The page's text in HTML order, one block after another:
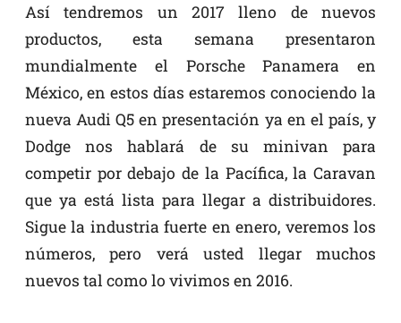
Así tendremos un 2017 lleno de nuevos
productos, esta semana presentaron
mundialmente el Porsche Panamera en
México, en estos días estaremos conociendo la
nueva Audi Q5 en presentación ya en el país, y
Dodge nos hablará de su minivan para
competir por debajo de la Pacífica, la Caravan
que ya está lista para llegar a distribuidores.
Sigue la industria fuerte en enero, veremos los
números, pero verá usted llegar muchos
nuevos tal como lo vivimos en 2016.